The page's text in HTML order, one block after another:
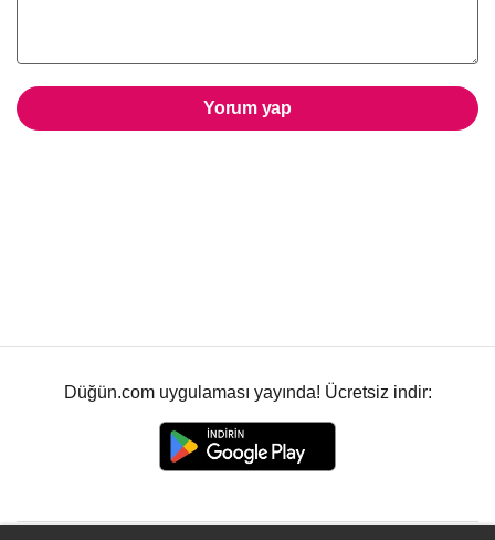
Yorum yap
Düğün.com uygulaması yayında! Ücretsiz indir: